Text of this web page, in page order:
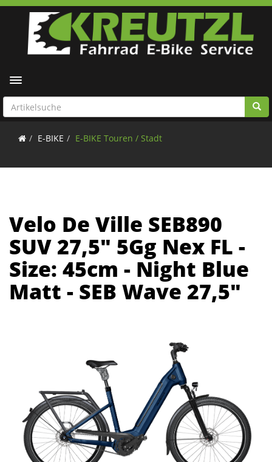
Toggle navigation
E-BIKE E-BIKE Touren / Stadt
Velo De Ville SEB890
SUV 27,5" 5Gg Nex FL -
Size: 45cm - Night Blue
Matt - SEB Wave 27,5"